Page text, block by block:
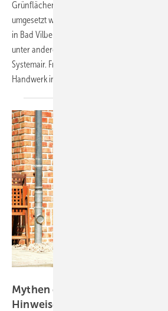
Grünflächen, innovativer Architektur und
umgesetzt werden kann, zeigt der
in Bad Vilbel. Zentral war die intelligente
unter anderem durch drei verschiedene
Systemair. Frühzeitig wurden diese in enger
Handwerk in die Projektstruktur
Mythen der Wärmepumpe:
Hinweise